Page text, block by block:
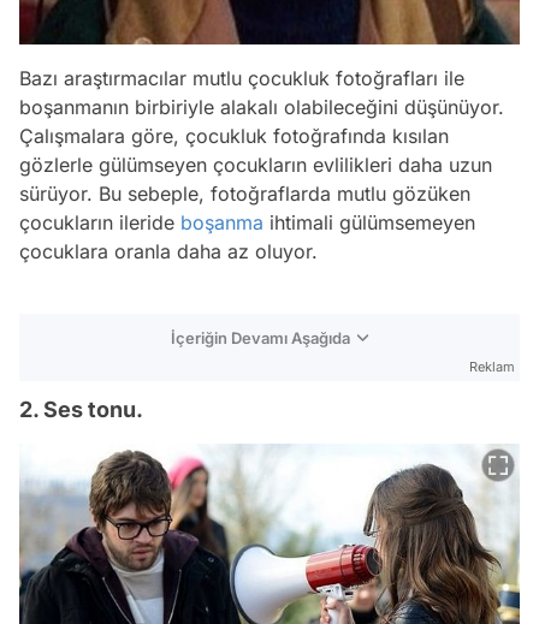
Bazı araştırmacılar mutlu çocukluk fotoğrafları ile
boşanmanın birbiriyle alakalı olabileceğini düşünüyor.
Çalışmalara göre, çocukluk fotoğrafında kısılan
gözlerle gülümseyen çocukların evlilikleri daha uzun
sürüyor. Bu sebeple, fotoğraflarda mutlu gözüken
çocukların ileride boşanma ihtimali gülümsemeyen
çocuklara oranla daha az oluyor.
İçeriğin Devamı Aşağıda
Reklam
2. Ses tonu.